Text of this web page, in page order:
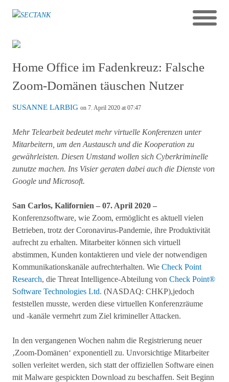
Home Office im Fadenkreuz: Falsche
Zoom-Domänen täuschen Nutzer
SUSANNE LARBIG on 7. April 2020 at 07:47
Mehr Telearbeit bedeutet mehr virtuelle Konferenzen unter
Mitarbeitern, um den Austausch und die Kooperation zu
gewährleisten. Diesen Umstand wollen sich Cyberkriminelle
zunutze machen. Ins Visier geraten dabei auch die Dienste von
Google und Microsoft.
San Carlos, Kalifornien – 07. April 2020 –
Konferenzsoftware, wie Zoom, ermöglicht es aktuell vielen
Betrieben, trotz der Coronavirus-Pandemie, ihre Produktivität
aufrecht zu erhalten. Mitarbeiter können sich virtuell
abstimmen, Kunden kontaktieren und viele der notwendigen
Kommunikationskanäle aufrechterhalten. Wie Check Point
Research, die Threat Intelligence-Abteilung von Check Point®
Software Technologies Ltd. (NASDAQ: CHKP),jedoch
feststellen musste, werden diese virtuellen Konferenzräume
und -kanäle vermehrt zum Ziel krimineller Attacken.
In den vergangenen Wochen nahm die Registrierung neuer
‚Zoom-Domänen‘ exponentiell zu. Unvorsichtige Mitarbeiter
sollen verleitet werden, sich statt der offiziellen Software einen
mit Malware gespickten Download zu beschaffen. Seit Beginn